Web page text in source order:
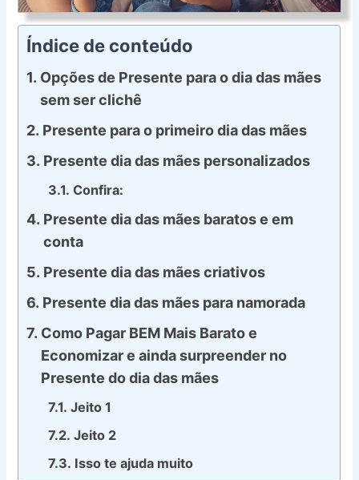
Índice de conteúdo
Opções de Presente para o dia das mães
sem ser clichê
Presente para o primeiro dia das mães
Presente dia das mães personalizados
Confira:
Presente dia das mães baratos e em
conta
Presente dia das mães criativos
Presente dia das mães para namorada
Como Pagar BEM Mais Barato e
Economizar e ainda surpreender no
Presente do dia das mães
Jeito 1
Jeito 2
Isso te ajuda muito